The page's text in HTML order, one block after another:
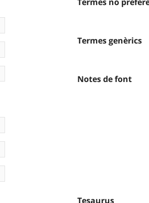
Termes genèrics
Notes de font
Tesaurus